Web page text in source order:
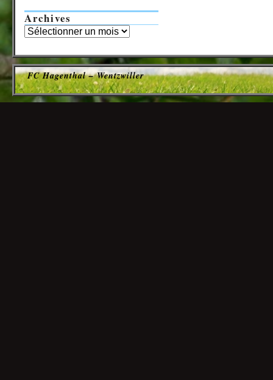
Archives
FC Hagenthal – Wentzwiller